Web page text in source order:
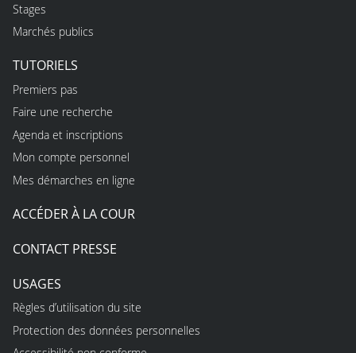
Stages
Marchés publics
TUTORIELS
Premiers pas
Faire une recherche
Agenda et inscriptions
Mon compte personnel
Mes démarches en ligne
ACCÉDER À LA COUR
CONTACT PRESSE
USAGES
Règles d’utilisation du site
Protection des données personnelles